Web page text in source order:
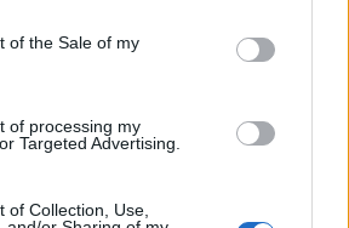
specified purposes in below Google
of the Sale of my
of processing my
Targeted Advertising.
of Collection, Use,
al-Bukhaiti magas
kijelentette, hogy
támogató katonai
és figyelmeztetett,
eszkalációval fognak